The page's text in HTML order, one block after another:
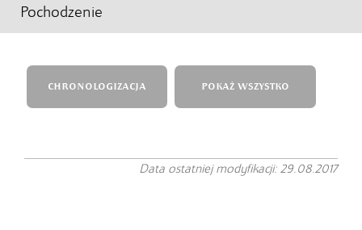
Pochodzenie
CHRONOLOGIZACJA POKAŻ WSZYSTKO
Data ostatniej modyfikacji: 29.08.2017